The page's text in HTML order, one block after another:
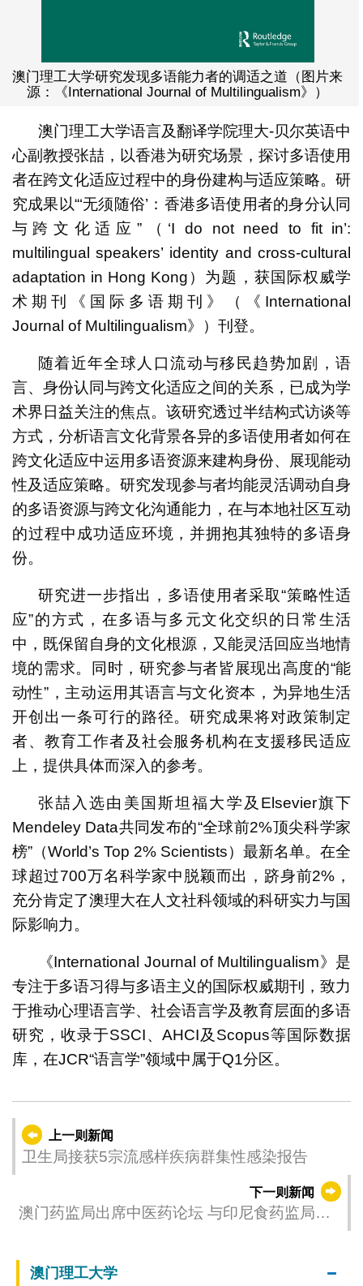
澳门理工大学研究发现多语能力者的调适之道（图片来
源：《International Journal of Multilingualism》）
澳门理工大学语言及翻译学院理大-贝尔英语中
心副教授张喆，以香港为研究场景，探讨多语使用
者在跨文化适应过程中的身份建构与适应策略。研
究成果以“‘无须随俗’：香港多语使用者的身分认同
与跨文化适应”（‘I do not need to fit in’:
multilingual speakers’ identity and cross-cultural
adaptation in Hong Kong）为题，获国际权威学
术期刊《国际多语期刊》（《International
Journal of Multilingualism》）刊登。
随着近年全球人口流动与移民趋势加剧，语
言、身份认同与跨文化适应之间的关系，已成为学
术界日益关注的焦点。该研究透过半结构式访谈等
方式，分析语言文化背景各异的多语使用者如何在
跨文化适应中运用多语资源来建构身份、展现能动
性及适应策略。研究发现参与者均能灵活调动自身
的多语资源与跨文化沟通能力，在与本地社区互动
的过程中成功适应环境，并拥抱其独特的多语身
份。
研究进一步指出，多语使用者采取“策略性适
应”的方式，在多语与多元文化交织的日常生活
中，既保留自身的文化根源，又能灵活回应当地情
境的需求。同时，研究参与者皆展现出高度的“能
动性”，主动运用其语言与文化资本，为异地生活
开创出一条可行的路径。研究成果将对政策制定
者、教育工作者及社会服务机构在支援移民适应
上，提供具体而深入的参考。
张喆入选由美国斯坦福大学及Elsevier旗下
Mendeley Data共同发布的“全球前2%顶尖科学家
榜”（World’s Top 2% Scientists）最新名单。在全
球超过700万名科学家中脱颖而出，跻身前2%，
充分肯定了澳理大在人文社科领域的科研实力与国
际影响力。
《International Journal of Multilingualism》是
专注于多语习得与多语主义的国际权威期刊，致力
于推动心理语言学、社会语言学及教育层面的多语
研究，收录于SSCI、AHCI及Scopus等国际数据
库，在JCR“语言学”领域中属于Q1分区。
上一则新闻
卫生局接获5宗流感样疾病群集性感染报告
下一则新闻
澳门药监局出席中医药论坛 与印尼食药监局交
澳门理工大学